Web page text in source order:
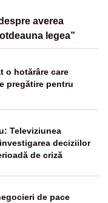
averea
legea”
o hotărâre care
pregătire pentru
Televiziunea
deciziilor
de criză
de pace